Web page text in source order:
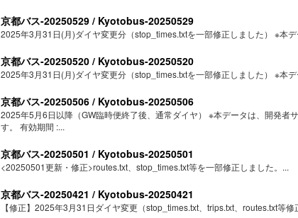
京都バス-20250529 / Kyotobus-20250529
2025年3月31日(月)ダイヤ変更分（stop_times.txtを一部修正しました） ※本
京都バス-20250520 / Kyotobus-20250520
2025年3月31日(月)ダイヤ変更分（stop_times.txtを一部修正しました） ※本
京都バス-20250506 / Kyotobus-20250506
2025年5月6日以降（GW臨時便終了後、通常ダイヤ） ※本データは、開発者
す。 有効期間 :...
京都バス-20250501 / Kyotobus-20250501
<20250501更新・修正>routes.txt、stop_times.txt等を一部修正しました。...
京都バス-20250421 / Kyotobus-20250421
【修正】2025年3月31日ダイヤ変更（stop_times.txt、trips.txt、routes.txt等